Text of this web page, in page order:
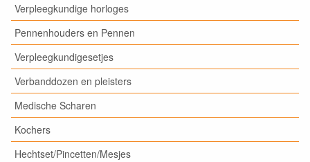
Verpleegkundige horloges
Pennenhouders en Pennen
Verpleegkundigesetjes
Verbanddozen en pleisters
Medische Scharen
Kochers
Hechtset/Pincetten/Mesjes